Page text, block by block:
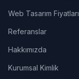
Web Tasarım Fiyatları
Referanslar
Hakkımızda
Kurumsal Kimlik